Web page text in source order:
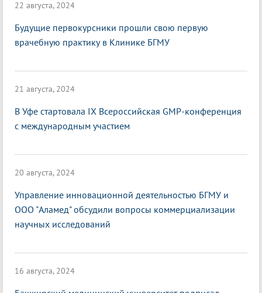
22 августа, 2024
Будущие первокурсники прошли свою первую
врачебную практику в Клинике БГМУ
21 августа, 2024
В Уфе стартовала IX Всероссийская GMP-конференция
с международным участием
20 августа, 2024
Управление инновационной деятельностью БГМУ и
ООО "Аламед" обсудили вопросы коммерциализации
научных исследований
16 августа, 2024